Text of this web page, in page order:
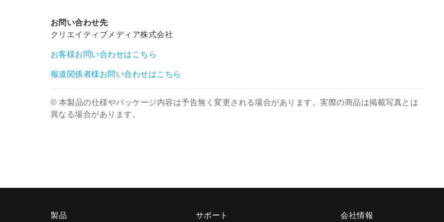
お問い合わせ先
クリエイティブメディア株式会社
お客様お問い合わせはこちら
報道関係者様お問い合わせはこちら
© 本製品の仕様やパッケージ内容は予告無く変更される場合があります。実際の商品は掲載写真とは
異なる場合があります。
製品 サポート 会社情報